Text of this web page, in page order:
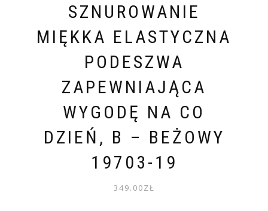
SZNUROWANIE
MIĘKKA ELASTYCZNA
PODESZWA
ZAPEWNIAJĄCA
WYGODĘ NA CO
DZIEŃ, B – BEŻOWY
19703-19
349.00ZŁ